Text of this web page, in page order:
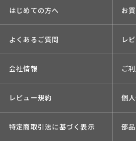
はじめての方へ お
よくあるご質問 レ
会社情報 ご
レビュー規約 個
特定商取引法に基づく表示 部